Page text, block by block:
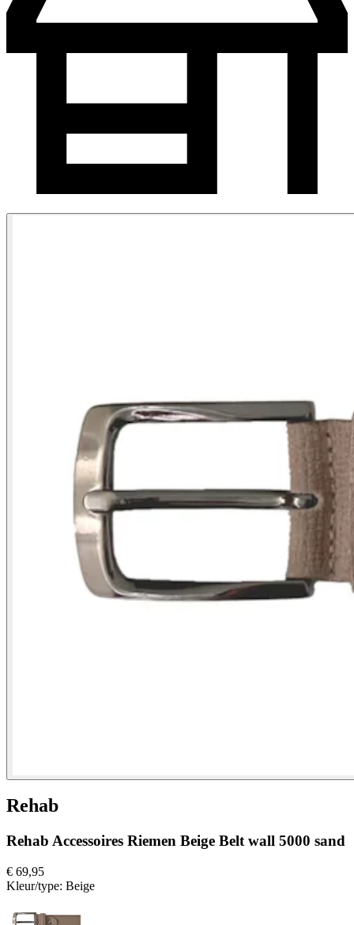
Rehab
Rehab Accessoires Riemen Beige Belt wall 5000 sand
€ 69,95
Kleur/type: Beige